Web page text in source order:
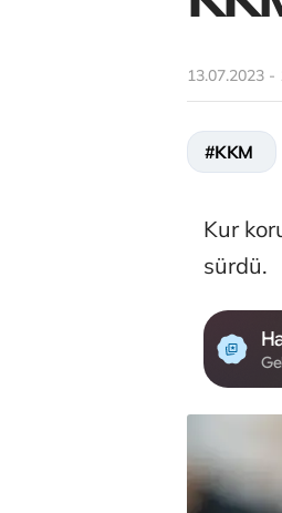
13.07.2023 -
#KKM
Kur
sürdü.